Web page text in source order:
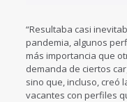
“Resultaba casi
pandemia, algunos
más importancia que
demanda de ciertos
sino que, incluso, creó
vacantes con perfiles